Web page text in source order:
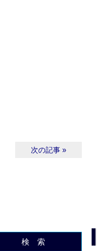
次の記事 »
検 索